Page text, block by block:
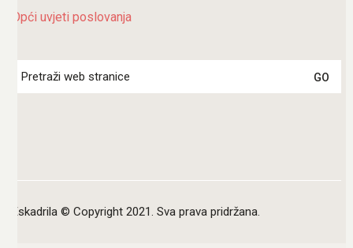
Opći uvjeti poslovanja
for:
Eskadrila © Copyright 2021. Sva prava pridržana.